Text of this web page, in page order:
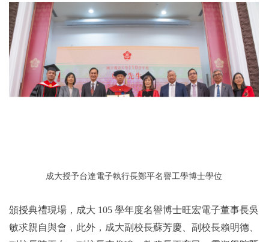
成大授予台達電子執行長鄭平名譽工學博士學位
頒授典禮現場，成大 105 學年度名譽博士旺宏電子董事長吳
敏求親自與會，此外，成大副校長蘇芳慶、副校長賴明德、